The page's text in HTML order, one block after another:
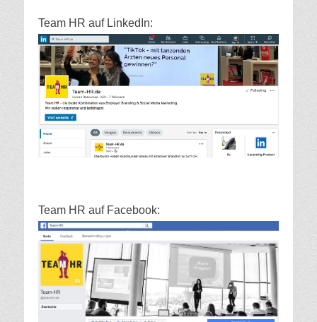
Team HR auf LinkedIn:
Team HR auf Facebook: